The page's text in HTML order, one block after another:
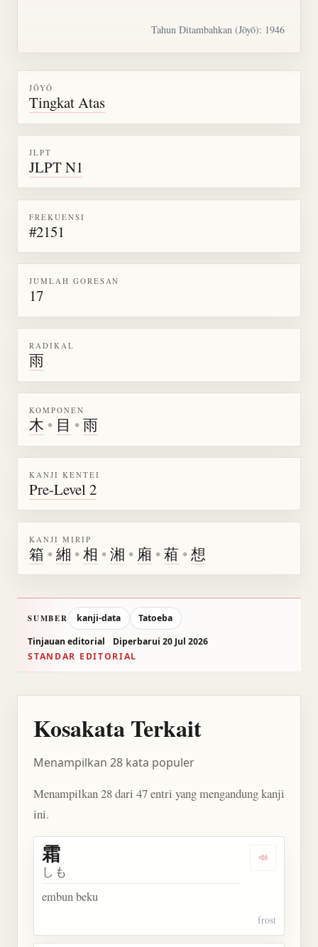
Tahun Ditambahkan (Jōyō): 1946
JŌYŌ
Tingkat Atas
JLPT
JLPT N1
FREKUENSI
#2151
JUMLAH GORESAN
17
RADIKAL
雨
KOMPONEN
木 • 目 •雨
KANJI KENTEI
Pre-Level 2
KANJI MIRIP
箱 •緗 •相 •湘 • 廂 •葙 •想
SUMBER kanji-data
Tatoeba
Tinjauan editorial
Diperbarui 20 Jul 2026
STANDAR EDITORIAL
Kosakata Terkait
Menampilkan 28 kata populer
Menampilkan 28 dari 47 entri yang mengandung kanji
ini.
Dengarkan
霜
しも
embun beku
frost